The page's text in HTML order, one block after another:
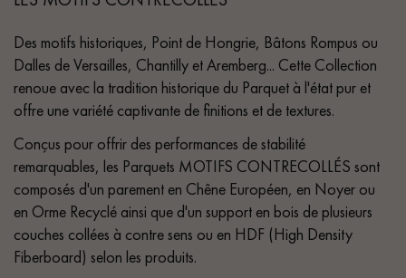
Des motifs historiques, Point de Hongrie, Bâtons Rompus ou
Dalles de Versailles, Chantilly et Aremberg... Cette Collection
renoue avec la tradition historique du Parquet à l'état pur et
offre une variété captivante de finitions et de textures.
Conçus pour offrir des performances de stabilité
remarquables, les Parquets MOTIFS CONTRECOLLÉS sont
composés d'un parement en Chêne Européen, en Noyer ou
en Orme Recyclé ainsi que d'un support en bois de plusieurs
couches collées à contre sens ou en HDF (High Density
Fiberboard) selon les produits.